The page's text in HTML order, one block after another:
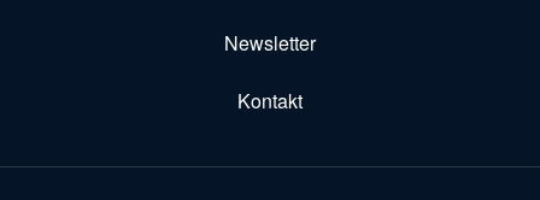
Newsletter
Kontakt